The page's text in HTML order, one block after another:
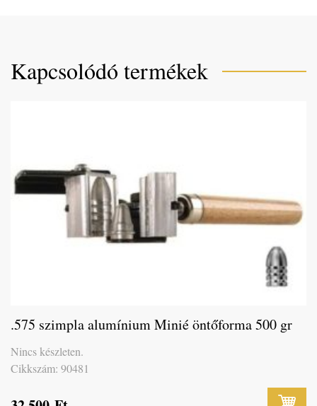
Kapcsolódó termékek
.575 szimpla alumínium Minié öntőforma 500 gr
Nincs készleten.
Cikkszám: 90481